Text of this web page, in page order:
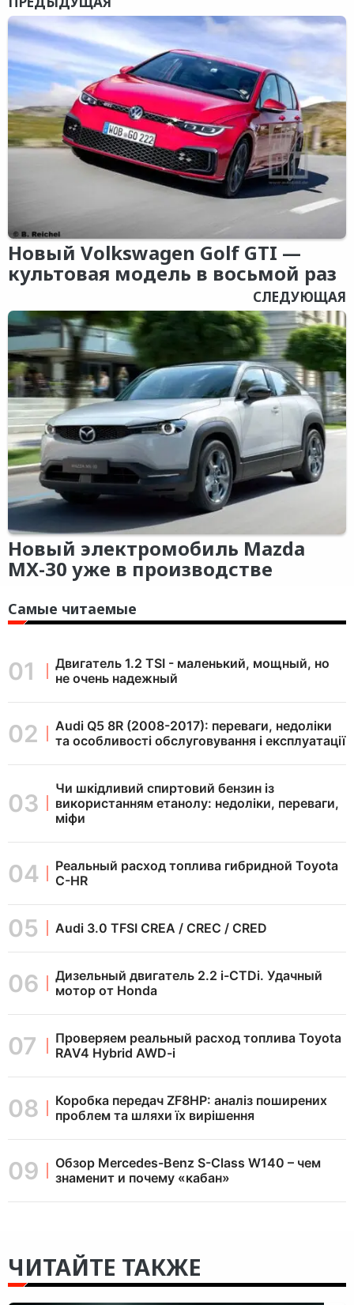
Новый Volkswagen Golf GTI —
культовая модель в восьмой раз
СЛЕДУЮЩАЯ
Новый электромобиль Mazda
MX-30 уже в производстве
Самые читаемые
Двигатель 1.2 TSI - маленький, мощный, но
не очень надежный
Audi Q5 8R (2008-2017): переваги, недоліки
та особливості обслуговування і експлуатації
Чи шкідливий спиртовий бензин із
використанням етанолу: недоліки, переваги,
міфи
Реальный расход топлива гибридной Toyota
C-HR
Audi 3.0 TFSI CREA / CREC / CRED
Дизельный двигатель 2.2 i-CTDi. Удачный
мотор от Honda
Проверяем реальный расход топлива Toyota
RAV4 Hybrid AWD-i
Коробка передач ZF8HP: аналіз поширених
проблем та шляхи їх вирішення
Обзор Mercedes-Benz S-Class W140 – чем
знаменит и почему «кабан»
ЧИТАЙТЕ ТАКЖЕ